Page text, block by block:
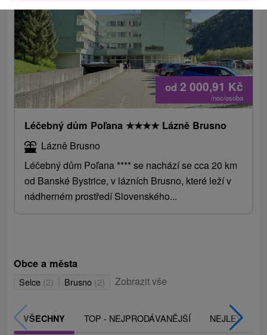
od 2 000,91 Kč
/noc/osoba
Léčebný dům Poľana ★★★★ Lázně Brusno
Lázně Brusno
Léčebný dům Poľana **** se nachází se cca 20 km
od Banské Bystrice, v lázních Brusno, které leží v
nádherném prostředí Slovenského...
Obce a města
Selce (2) Brusno (2) Zobrazit vše
VŠECHNY TOP - NEJPRODÁVANĚJŠÍ NEJLEVNĚJŠÍ